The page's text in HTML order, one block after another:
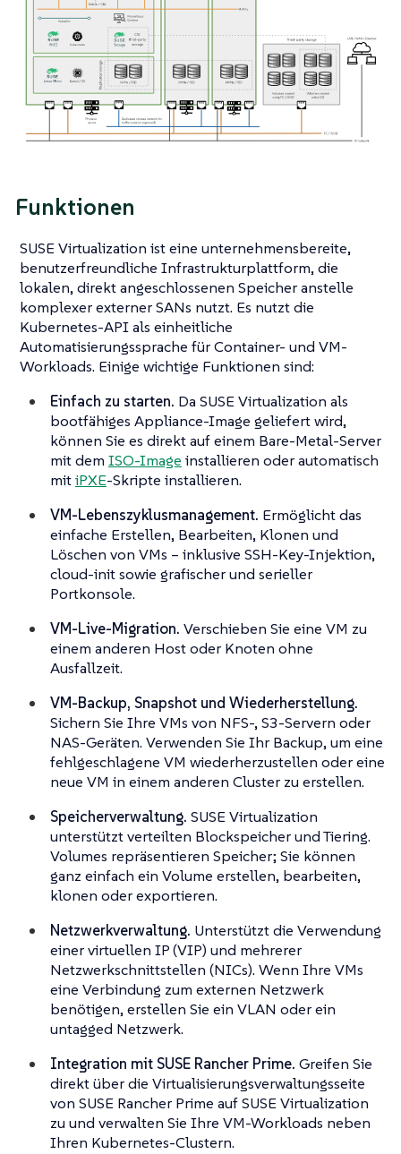
Funktionen
SUSE Virtualization ist eine unternehmensbereite,
benutzerfreundliche Infrastrukturplattform, die
lokalen, direkt angeschlossenen Speicher anstelle
komplexer externer SANs nutzt. Es nutzt die
Kubernetes-API als einheitliche
Automatisierungssprache für Container- und VM-
Workloads. Einige wichtige Funktionen sind:
Einfach zu starten. Da SUSE Virtualization als
bootfähiges Appliance-Image geliefert wird,
können Sie es direkt auf einem Bare-Metal-Server
mit dem ISO-Image installieren oder automatisch
mitiPXE-Skripte installieren.
VM-Lebenszyklusmanagement. Ermöglicht das
einfache Erstellen, Bearbeiten, Klonen und
Löschen von VMs – inklusive SSH-Key-Injektion,
cloud-init sowie grafischer und serieller
Portkonsole.
VM-Live-Migration. Verschieben Sie eine VM zu
einem anderen Host oder Knoten ohne
Ausfallzeit.
VM-Backup, Snapshot und Wiederherstellung.
Sichern Sie Ihre VMs von NFS-, S3-Servern oder
NAS-Geräten. Verwenden Sie Ihr Backup, um eine
fehlgeschlagene VM wiederherzustellen oder eine
neue VM in einem anderen Cluster zu erstellen.
Speicherverwaltung. SUSE Virtualization
unterstützt verteilten Blockspeicher und Tiering.
Volumes repräsentieren Speicher; Sie können
ganz einfach ein Volume erstellen, bearbeiten,
klonen oder exportieren.
Netzwerkverwaltung. Unterstützt die Verwendung
einer virtuellen IP (VIP) und mehrerer
Netzwerkschnittstellen (NICs). Wenn Ihre VMs
eine Verbindung zum externen Netzwerk
benötigen, erstellen Sie ein VLAN oder ein
untagged Netzwerk.
Integration mit SUSE Rancher Prime. Greifen Sie
direkt über die Virtualisierungsverwaltungsseite
von SUSE Rancher Prime auf SUSE Virtualization
zu und verwalten Sie Ihre VM-Workloads neben
Ihren Kubernetes-Clustern.